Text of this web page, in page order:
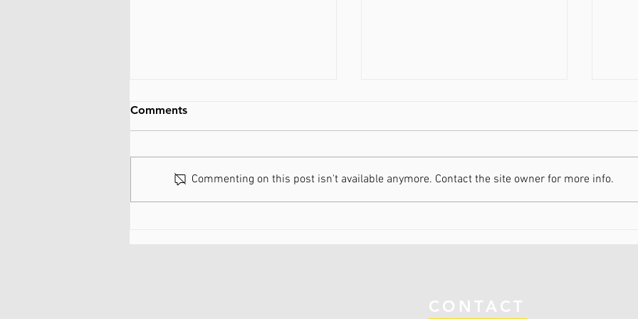
31-01-2026 / WK Hulst
Comments
Commenting on this post isn't available anymore. Contact the site owner for more info.
CONTACT